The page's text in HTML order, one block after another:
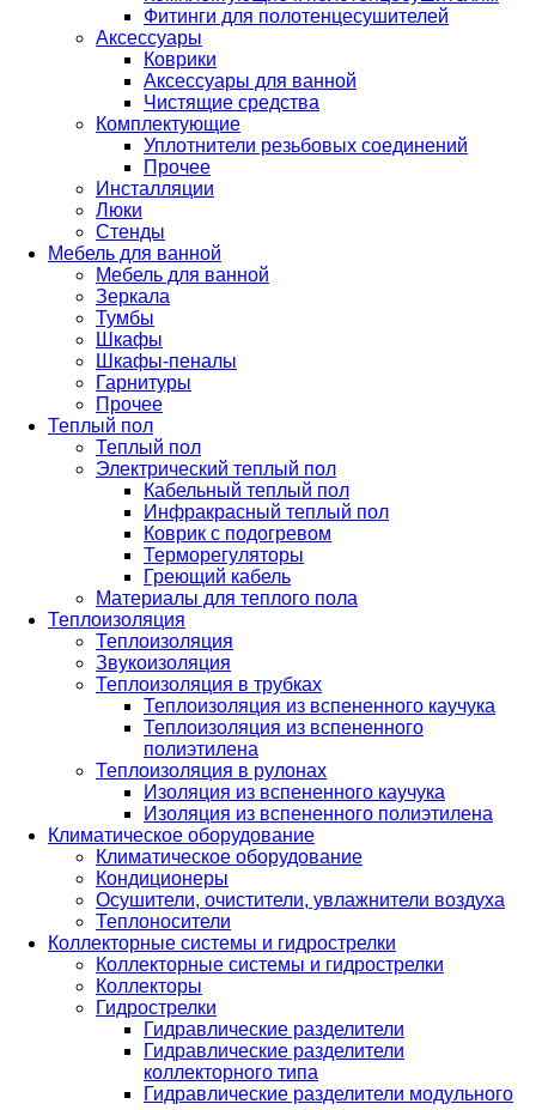
Фитинги для полотенцесушителей
Аксессуары
Коврики
Аксессуары для ванной
Чистящие средства
Комплектующие
Уплотнители резьбовых соединений
Прочее
Инсталляции
Люки
Стенды
Мебель для ванной
Мебель для ванной
Зеркала
Тумбы
Шкафы
Шкафы-пеналы
Гарнитуры
Прочее
Теплый пол
Теплый пол
Электрический теплый пол
Кабельный теплый пол
Инфракрасный теплый пол
Коврик с подогревом
Терморегуляторы
Греющий кабель
Материалы для теплого пола
Теплоизоляция
Теплоизоляция
Звукоизоляция
Теплоизоляция в трубках
Теплоизоляция из вспененного каучука
Теплоизоляция из вспененного
полиэтилена
Теплоизоляция в рулонах
Изоляция из вспененного каучука
Изоляция из вспененного полиэтилена
Климатическое оборудование
Климатическое оборудование
Кондиционеры
Осушители, очистители, увлажнители воздуха
Теплоносители
Коллекторные системы и гидрострелки
Коллекторные системы и гидрострелки
Коллекторы
Гидрострелки
Гидравлические разделители
Гидравлические разделители
коллекторного типа
Гидравлические разделители модульного